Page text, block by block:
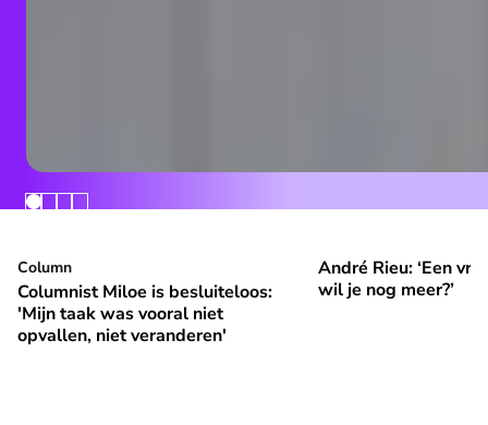
Columnist Miloe is besluiteloos: 'Mijn taak was vooral niet
⭐ Premium
Column
Columnist Miloe is besluiteloos:
'Mijn taak was vooral niet
opvallen, niet veranderen'
André Rieu: ‘Een
⭐Premium
André Rieu: ‘Een
wil je nog meer?’